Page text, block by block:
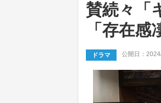
賛続々「
「存在感
ドラマ 公開日：